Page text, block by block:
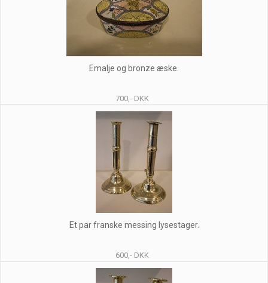
Emalje og bronze æske.
700,- DKK
Et par franske messing lysestager.
600,- DKK